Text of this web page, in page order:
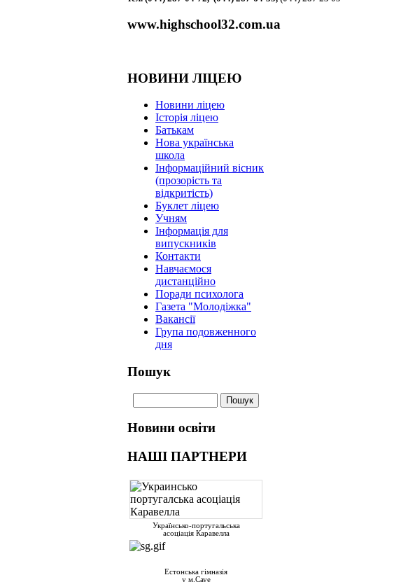
www.highschool32.com.ua
НОВИНИ ЛІЦЕЮ
Новини ліцею
Історія ліцею
Батькам
Нова українська
школа
Інформаційний вісник
(прозорість та
відкритість)
Буклет ліцею
Учням
Інформація для
випускників
Контакти
Навчаємося
дистанційно
Поради психолога
Газета "Молодіжка"
Вакансії
Група подовженного
дня
Пошук
Новини освіти
НАШІ ПАРТНЕРИ
Українсько-португальська
асоціація Каравелла
Естонська гімназія
у м.Сауе